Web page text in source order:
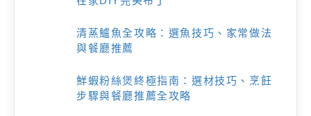
清蒸鱸魚全攻略：選魚技巧、家常做法
與餐廳推薦
鮮蝦粉絲煲終極指南：選材技巧、烹飪
步驟與餐廳推薦全攻略